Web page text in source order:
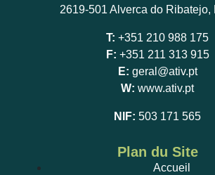
2619-501 Alverca do Ribatejo,
T: +351 210 988 175
F: +351 211 313 915
E: geral@ativ.pt
W: www.ativ.pt
NIF: 503 171 565
Plan du Site
Accueil